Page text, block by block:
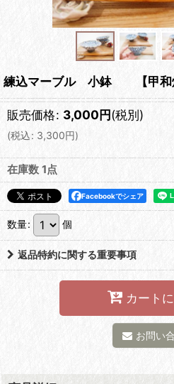
練込マーブル 小鉢 【甲和
販売価格: 3,000円(税別)
(税込: 3,300円)
在庫数 1点
Facebookでシェア
数量: 個
返品特約に関する重要事項
カート
お問い